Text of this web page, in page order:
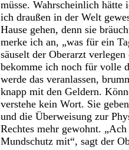
müsse. Wahrscheinlich hätte
ich draußen in der Welt
Hause gehen, denn sie
merke ich an, „was für ein
säuselt der Oberarzt
bekomme ich noch für volle
werde das veranlassen,
knapp mit den Geldern.
verstehe kein Wort. Sie
und die Überweisung zur
Rechtes mehr gewohnt.
Mundschutz mit“, sagt der